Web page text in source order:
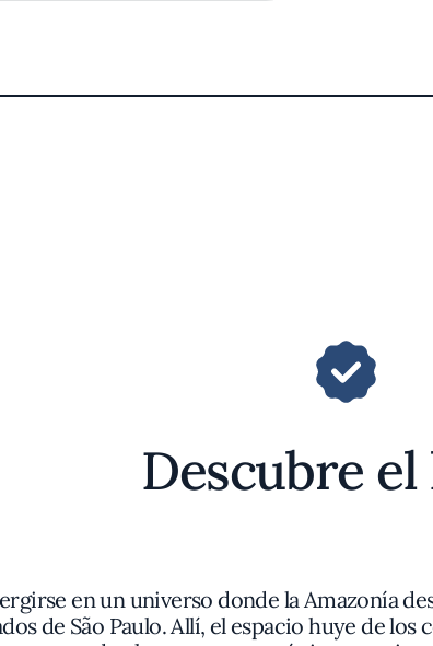
Descubre
en un universo donde la Amazonía
de São Paulo. Allí, el espacio huye de